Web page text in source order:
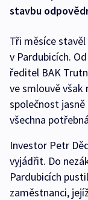
stavbu
Tři měsíce
v Pardubicích.
ředitel BAK
ve smlouvě
společnost
všechna
Investor Petr
vyjádřit. Do
Pardubicích
zaměstnanci,